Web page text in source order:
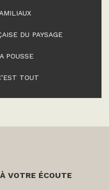
DU PAYSAGE
POUSSE
TOUT
VOTRE ÉCOUTE